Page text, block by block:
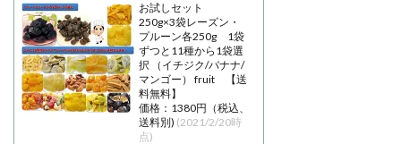
お試しセット
250g×3袋レーズン・
プルーン各250g 1袋
ずつと11種から1袋選
択 （イチジク/バナナ/
マンゴー） fruit 【送
料無料】
価格：1380円（税込、
送料別) (2021/2/20時
点)